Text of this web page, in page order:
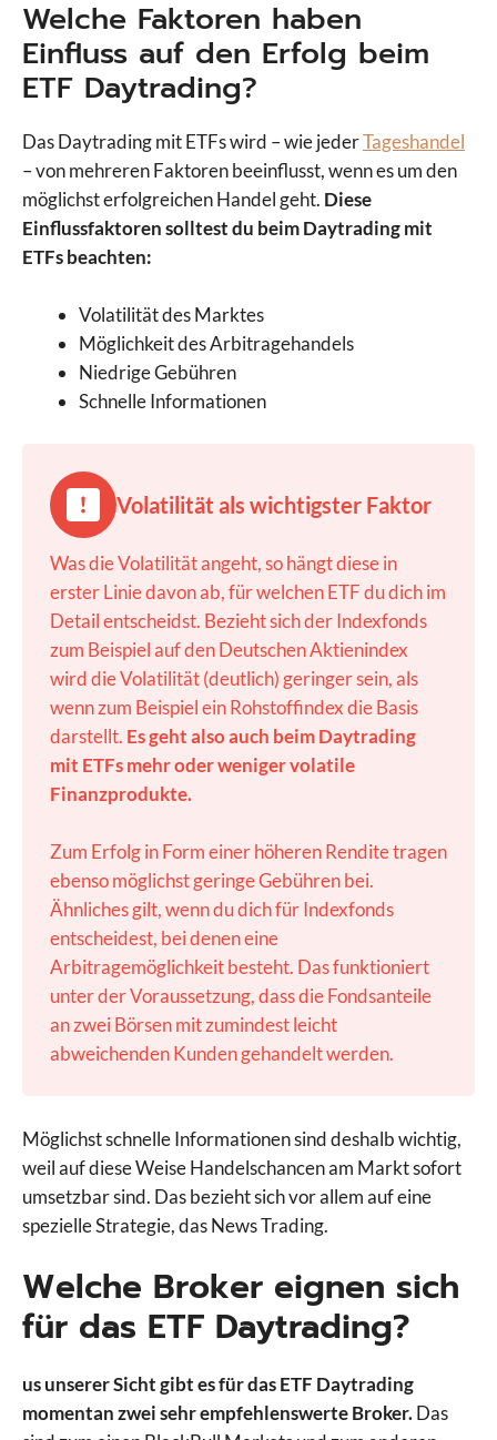
Welche Faktoren haben
Einfluss auf den Erfolg beim
ETF Daytrading?
Das Daytrading mit ETFs wird – wie jederTageshandel
– von mehreren Faktoren beeinflusst, wenn es um den
möglichst erfolgreichen Handel geht. Diese
Einflussfaktoren solltest du beim Daytrading mit
ETFs beachten:
Volatilität des Marktes
Möglichkeit des Arbitragehandels
Niedrige Gebühren
Schnelle Informationen
Volatilität als wichtigster Faktor
Was die Volatilität angeht, so hängt diese in
erster Linie davon ab, für welchen ETF du dich im
Detail entscheidst. Bezieht sich der Indexfonds
zum Beispiel auf den Deutschen Aktienindex
wird die Volatilität (deutlich) geringer sein, als
wenn zum Beispiel ein Rohstoffindex die Basis
darstellt. Es geht also auch beim Daytrading
mit ETFs mehr oder weniger volatile
Finanzprodukte.
Zum Erfolg in Form einer höheren Rendite tragen
ebenso möglichst geringe Gebühren bei.
Ähnliches gilt, wenn du dich für Indexfonds
entscheidest, bei denen eine
Arbitragemöglichkeit besteht. Das funktioniert
unter der Voraussetzung, dass die Fondsanteile
an zwei Börsen mit zumindest leicht
abweichenden Kunden gehandelt werden.
Möglichst schnelle Informationen sind deshalb wichtig,
weil auf diese Weise Handelschancen am Markt sofort
umsetzbar sind. Das bezieht sich vor allem auf eine
spezielle Strategie, das News Trading.
Welche Broker eignen sich
für das ETF Daytrading?
us unserer Sicht gibt es für das ETF Daytrading
momentan zwei sehr empfehlenswerte Broker.Das